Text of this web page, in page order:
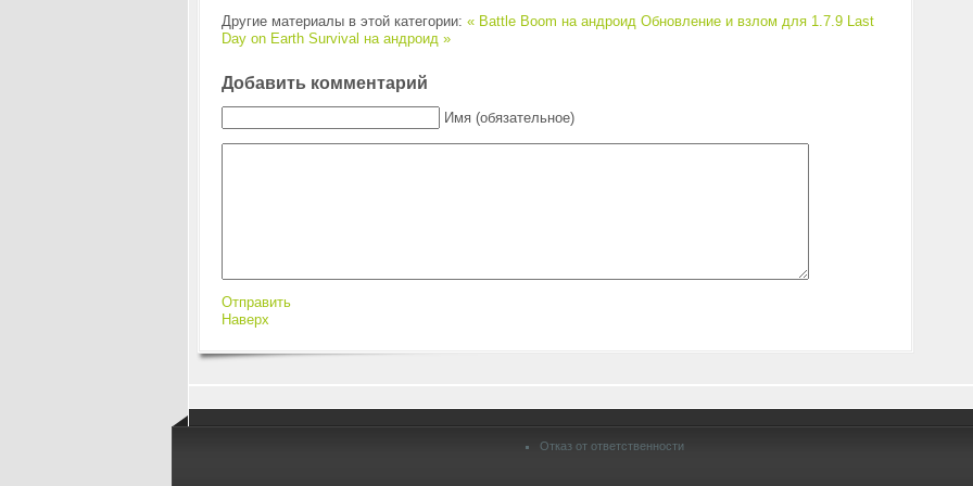
Другие материалы в этой категории: « Battle Boom на андроид Обновление и взлом для 1.7.9 Last
Day on Earth Survival на андроид »
Добавить комментарий
Имя (обязательное)
Отправить
Наверх
Отказ от ответственности